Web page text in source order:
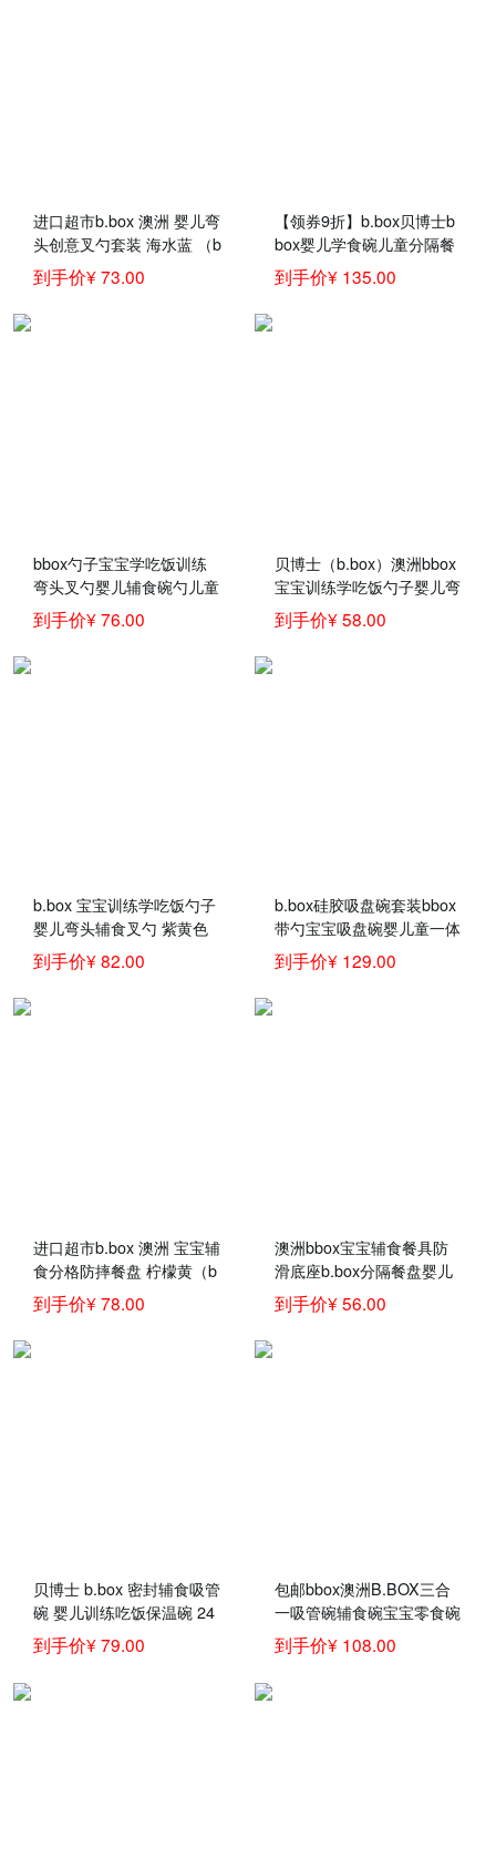
进口超市b.box 澳洲 婴儿弯
头创意叉勺套装 海水蓝 （b
box训练勺 宝宝儿童餐具叉
子勺子）
到手价¥ 73.00
【领券9折】b.box贝博士b
box婴儿学食碗儿童分隔餐
盘 +勺叉套装 bbox宝宝吃
饭组合套装 海水蓝
到手价¥ 135.00
bbox勺子宝宝学吃饭训练
弯头叉勺婴儿辅食碗勺儿童
餐具套装一岁
到手价¥ 76.00
贝博士（b.box）澳洲bbox
宝宝训练学吃饭勺子婴儿弯
头辅食碗叉勺套装儿童餐具
黄灰（带叉勺盒）
到手价¥ 58.00
b.box 宝宝训练学吃饭勺子
婴儿弯头辅食叉勺 紫黄色
套装 bbox儿童餐具训练勺
到手价¥ 82.00
b.box硅胶吸盘碗套装bbox
带勺宝宝吸盘碗婴儿童一体
式硅胶喂食套装超强力吸盘
碗 黄灰色
到手价¥ 129.00
进口超市b.box 澳洲 宝宝辅
食分格防摔餐盘 柠檬黄（b
box婴儿学食碗 儿童辅食分
隔餐具）
到手价¥ 78.00
澳洲bbox宝宝辅食餐具防
滑底座b.box分隔餐盘婴儿
练习学食碗 餐盘黄灰色
到手价¥ 56.00
贝博士 b.box 密封辅食吸管
碗 婴儿训练吃饭保温碗 24
0ml
到手价¥ 79.00
包邮bbox澳洲B.BOX三合
一吸管碗辅食碗宝宝零食碗
儿童餐具红橙色
到手价¥ 108.00